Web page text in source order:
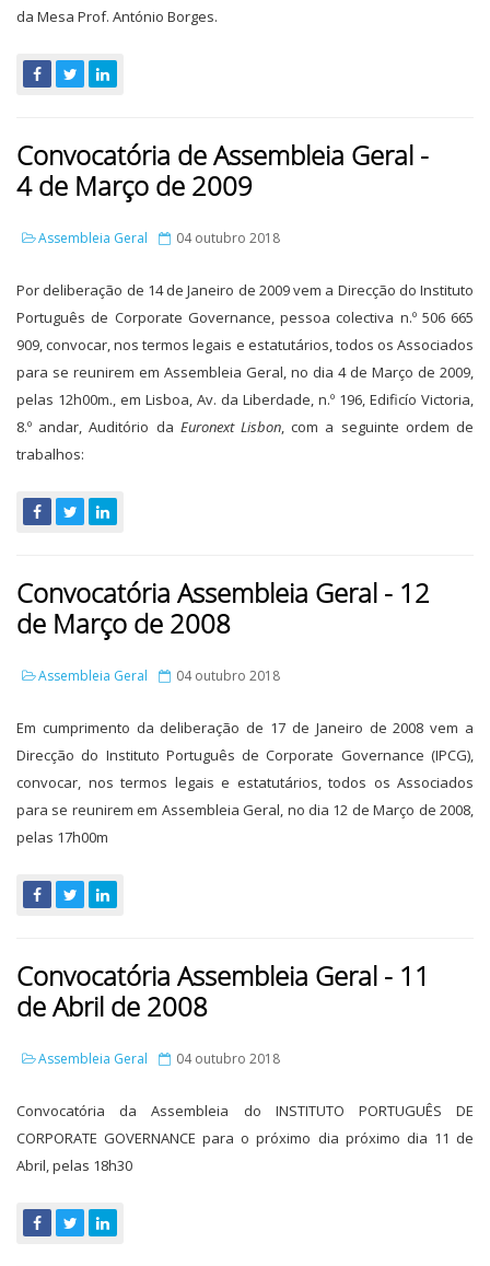
da Mesa Prof. António Borges.
Convocatória de Assembleia Geral -
4 de Março de 2009
Assembleia Geral 04 outubro 2018
Por deliberação de 14 de Janeiro de 2009 vem a Direcção do Instituto
Português de Corporate Governance, pessoa colectiva n.º 506 665
909, convocar, nos termos legais e estatutários, todos os Associados
para se reunirem em Assembleia Geral, no dia 4 de Março de 2009,
pelas 12h00m., em Lisboa, Av. da Liberdade, n.º 196, Edificío Victoria,
8.º andar, Auditório da Euronext Lisbon, com a seguinte ordem de
trabalhos:
Convocatória Assembleia Geral - 12
de Março de 2008
Assembleia Geral 04 outubro 2018
Em cumprimento da deliberação de 17 de Janeiro de 2008 vem a
Direcção do Instituto Português de Corporate Governance (IPCG),
convocar, nos termos legais e estatutários, todos os Associados
para se reunirem em Assembleia Geral, no dia 12 de Março de 2008,
pelas 17h00m
Convocatória Assembleia Geral - 11
de Abril de 2008
Assembleia Geral 04 outubro 2018
Convocatória da Assembleia do INSTITUTO PORTUGUÊS DE
CORPORATE GOVERNANCE para o próximo dia próximo dia 11 de
Abril, pelas 18h30